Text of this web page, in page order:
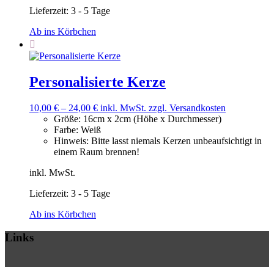
Lieferzeit: 3 - 5 Tage
Ab ins Körbchen
Personalisierte Kerze
10,00 € – 24,00 € inkl. MwSt. zzgl. Versandkosten
Größe: 16cm x 2cm (Höhe x Durchmesser)
Farbe: Weiß
Hinweis: Bitte lasst niemals Kerzen unbeaufsichtigt in
einem Raum brennen!
inkl. MwSt.
Lieferzeit: 3 - 5 Tage
Ab ins Körbchen
Links